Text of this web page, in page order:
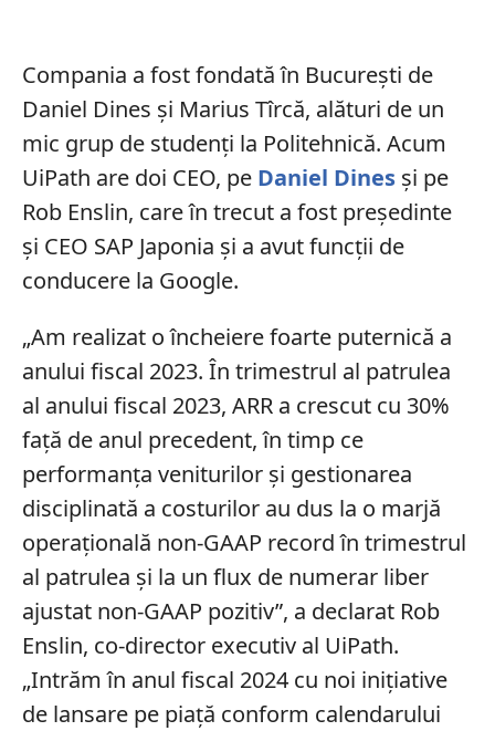
Compania a fost fondată în București de
Daniel Dines și Marius Tîrcă, alături de un
mic grup de studenți la Politehnică. Acum
UiPath are doi CEO, pe Daniel Dinesși pe
Rob Enslin, care în trecut a fost președinte
și CEO SAP Japonia și a avut funcții de
conducere la Google.
„Am realizat o încheiere foarte puternică a
anului fiscal 2023. În trimestrul al patrulea
al anului fiscal 2023, ARR a crescut cu 30%
față de anul precedent, în timp ce
performanța veniturilor și gestionarea
disciplinată a costurilor au dus la o marjă
operațională non-GAAP record în trimestrul
al patrulea și la un flux de numerar liber
ajustat non-GAAP pozitiv”, a declarat Rob
Enslin, co-director executiv al UiPath.
„Intrăm în anul fiscal 2024 cu noi inițiative
de lansare pe piață conform calendarului